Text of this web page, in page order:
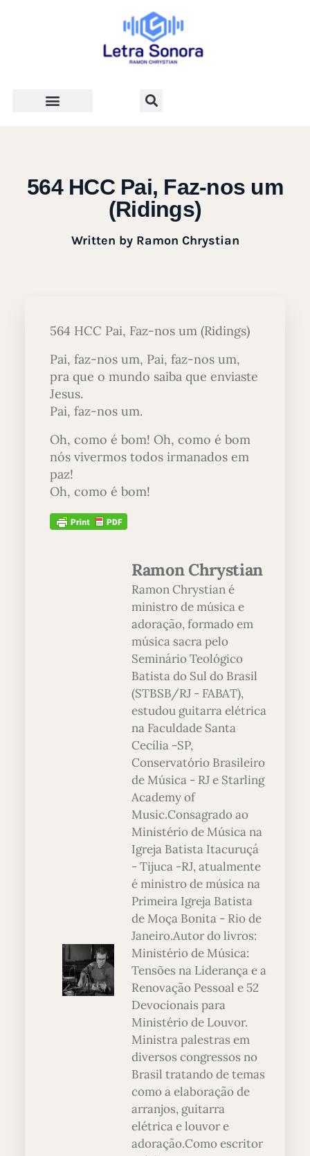
564 HCC Pai, Faz-nos um
(Ridings)
Written byRamon Chrystian
564 HCC Pai, Faz-nos um (Ridings)
Pai, faz-nos um, Pai, faz-nos um,
pra que o mundo saiba que enviaste
Jesus.
Pai, faz-nos um.
Oh, como é bom! Oh, como é bom
nós vivermos todos irmanados em
paz!
Oh, como é bom!
Ramon Chrystian
Ramon Chrystian é
ministro de música e
adoração, formado em
música sacra pelo
Seminário Teológico
Batista do Sul do Brasil
(STBSB/RJ - FABAT),
estudou guitarra elétrica
na Faculdade Santa
Cecília -SP,
Conservatório Brasileiro
de Música - RJ e Starling
Academy of
Music.Consagrado ao
Ministério de Música na
Igreja Batista Itacuruçá
- Tijuca -RJ, atualmente
é ministro de música na
Primeira Igreja Batista
de Moça Bonita - Rio de
Janeiro.Autor do livros:
Ministério de Música:
Tensões na Liderança e a
Renovação Pessoal e 52
Devocionais para
Ministério de Louvor.
Ministra palestras em
diversos congressos no
Brasil tratando de temas
como a elaboração de
arranjos, guitarra
elétrica e louvor e
adoração.Como escritor